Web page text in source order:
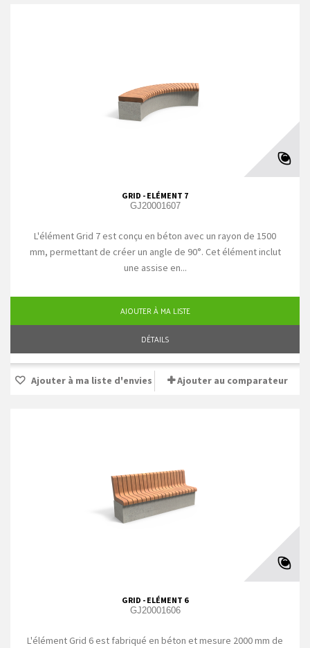
GRID - ELÉMENT 7
GJ20001607
L'élément Grid 7 est conçu en béton avec un rayon de 1500
mm, permettant de créer un angle de 90°. Cet élément inclut
une assise en...
AJOUTER À MA LISTE
DÉTAILS
Ajouter à ma liste d'envies Ajouter au comparateur
GRID - ELÉMENT 6
GJ20001606
L'élément Grid 6 est fabriqué en béton et mesure 2000 mm de